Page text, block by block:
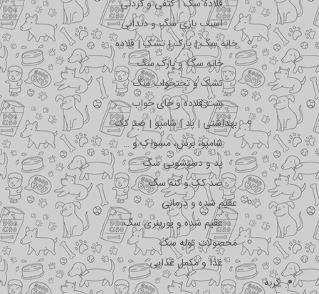
قلاده سگ | کتفی و گردنی
اسباب بازی سگ و دندانی
خانه سگ | پارک | تشک | قلاده
خانه سگ و پارک سگ
تشک و تختخواب سگ
ست قلاده و جای خواب
بهداشتی | پد | شامپو | ضد کک
شامپو، برس، مسواک و …
پد و دستشویی سگ
ضد کک و کنه سگ
عقیم شده و درمانی
عقیم شده و یورینری سگ
محصولات توله سگ
غذا و مکمل غذایی
گربه